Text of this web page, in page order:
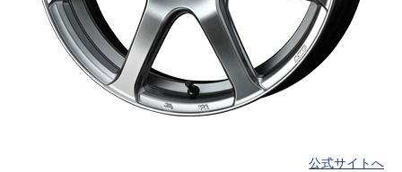
公式サイトへ